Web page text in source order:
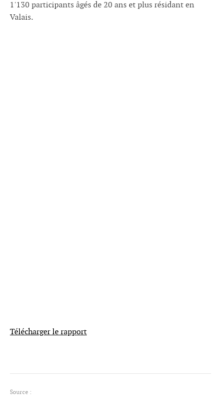
1'130 participants âgés de 20 ans et plus résidant en
Valais.
Télécharger le rapport
Source :